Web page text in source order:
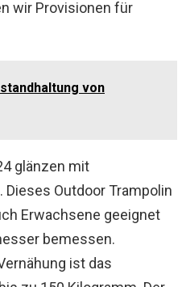
wir Provisionen für
von
glänzen mit
Outdoor Trampolin
Erwachsene geeignet
bemessen.
ist das